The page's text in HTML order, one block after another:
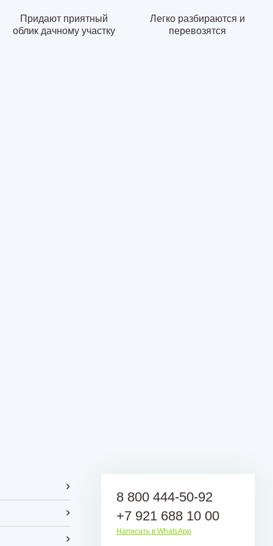
Придают приятный
облик дачному участку
Легко разбираются и
перевозятся
8 800 444-50-92
+7 921 688 10 00
Написать в WhatsApp